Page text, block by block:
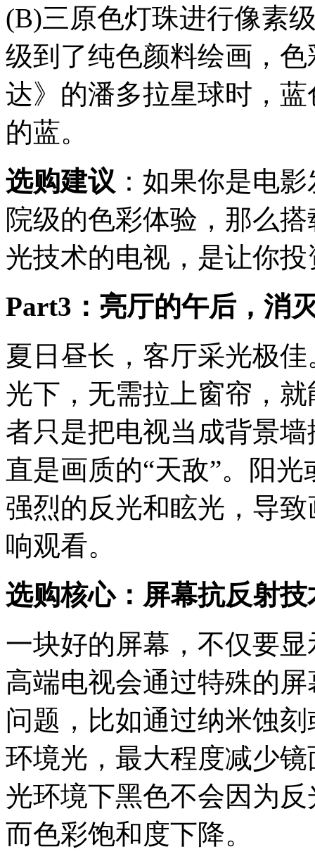
(B)三原色灯珠进行像素
级到了纯色颜料绘画，
达》的潘多拉星球时，
的蓝。
选购建议 ：如果你是电
院级的色彩体验，那么
光技术的电视，是让你
Part3：亮厅的午后，消
夏日昼长，客厅采光极
光下，无需拉上窗帘，
者只是把电视当成背景
直是画质的“天敌”。阳
强烈的反光和眩光，导
响观看。
选购核心：屏幕抗反射技
一块好的屏幕，不仅要
高端电视会通过特殊的
问题，比如通过纳米蚀
环境光，最大程度减少
光环境下黑色不会因为
而色彩饱和度下降。